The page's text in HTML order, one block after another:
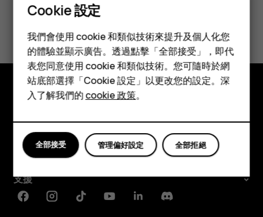
智慧型手機
功能型手機
配件
平板電腦
您認為這有幫助嗎？
是 否
探索
關於
Planet and people
支援
FacebookInstagramTiktokYoutubeLinkedinDiscord
Cookie 設定
我們會使用 cookie 和類似技術來提升及個人化您
的體驗並顯示廣告。透過點擊「全部接受」，即代
表您同意使用 cookie 和類似技術。您可隨時於網
站底部選擇「Cookie 設定」以更改您的設定。深
入了解我們的cookie 政策。
全部拒絕
管理偏好設定
全部接受